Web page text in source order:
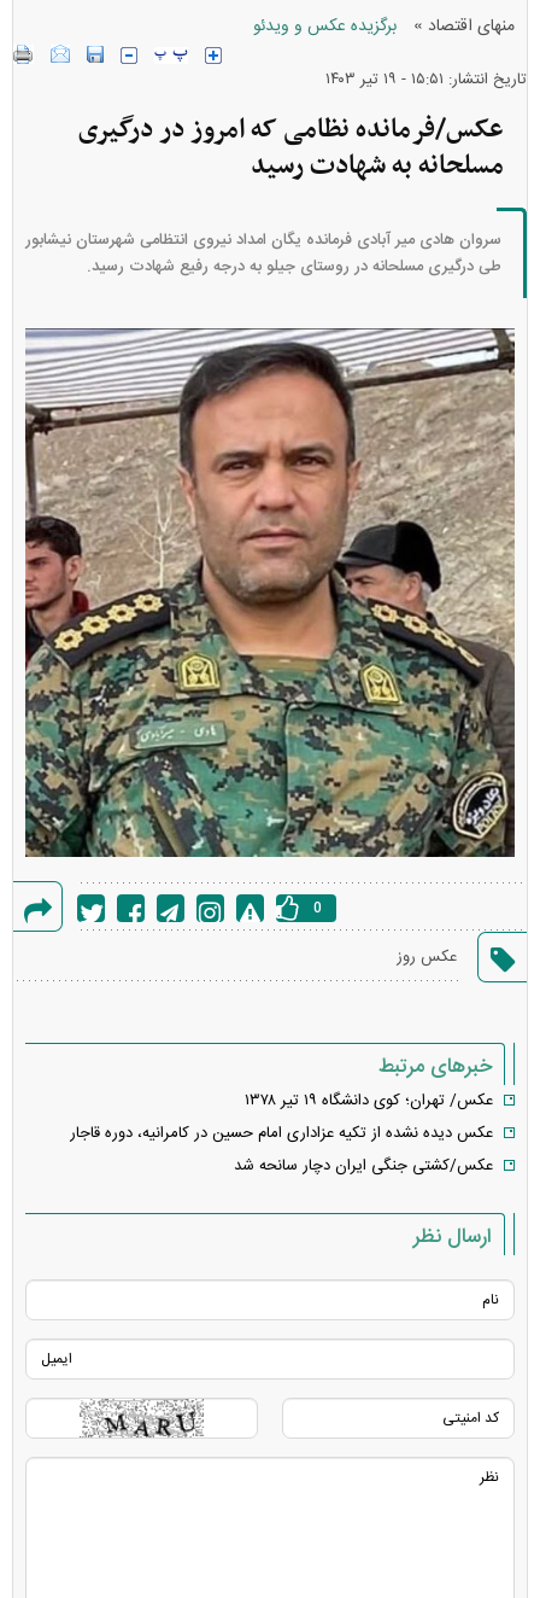
منهای اقتصاد » برگزیده عکس و ویدئو
تاریخ انتشار: ۱۵:۵۱ - ۱۹ تير ۱۴۰۳
عکس/فرمانده نظامی که امروز در درگیری
مسلحانه به شهادت رسید
سروان هادی میر آبادی فرمانده یگان امداد نیروی انتظامی شهرستان نیشابور
طی درگیری مسلحانه در روستای جیلو به درجه رفیع شهادت رسید.
خطا
0
عکس روز
خبرهای مرتبط
عکس/ تهران؛ کوی دانشگاه ۱۹ تیر ۱۳۷۸
عکس دیده نشده از تکیه عزاداری امام حسین در کامرانیه، دوره قاجار
عکس/کشتی جنگی ایران دچار سانحه شد
ارسال نظر